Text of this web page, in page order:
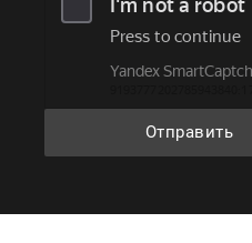
Отправить